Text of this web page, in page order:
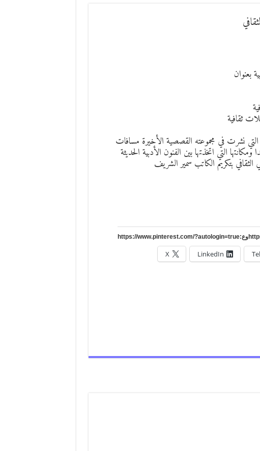
بعنوان
ثقافية
نشرت في مجموعته القصصية الأخيرة مسافات
التي اتخذتها بين الفنون الأدبية الحديثة
بتكريم الكاتب سمير الشريف
LinkedIn
X